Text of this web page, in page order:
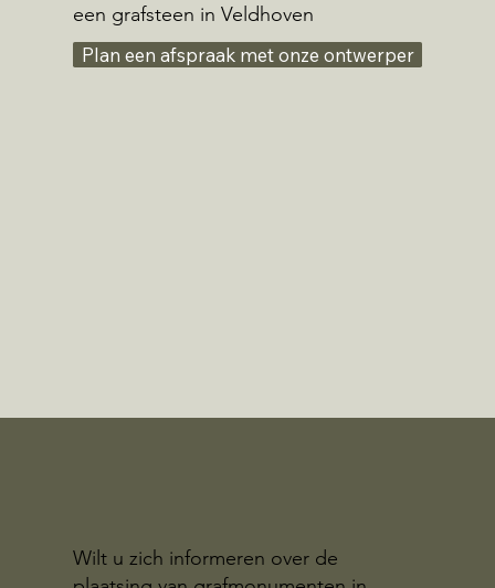
een grafsteen in Veldhoven
Plan een afspraak met onze ontwerper
Wilt u zich informeren over de